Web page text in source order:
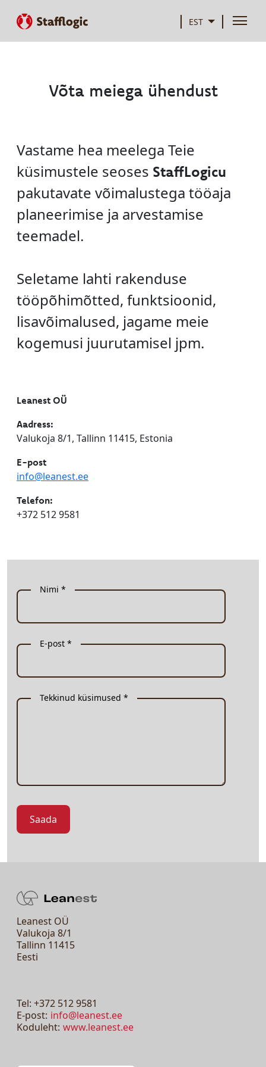
EST
Võta meiega ühendust
Vastame hea meelega Teie
küsimustele seoses StaffLogicu
pakutavate võimalustega tööaja
planeerimise ja arvestamise
teemadel.
Seletame lahti rakenduse
tööpõhimõtted, funktsioonid,
lisavõimalused, jagame meie
kogemusi juurutamisel jpm.
Leanest OÜ
Aadress:
Valukoja 8/1, Tallinn 11415, Estonia
E-post
info@leanest.ee
Telefon:
+372 512 9581
Nimi *
E-post *
Tekkinud küsimused *
Leanest OÜ
Valukoja 8/1
Tallinn 11415
Eesti
Tel: +372 512 9581
E-post: info@leanest.ee
Koduleht: www.leanest.ee